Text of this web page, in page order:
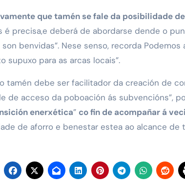
que tamén se fale da posibilidade
é precisa,e deberá de abordarse dende o
benvidas”. Nese senso, recorda
supuxo para as arcas locais”.
tamén debe ser facilitador da creación de
acceso da poboación ás subvencións”,
enerxética” co fin de acompañar á
de aforro e benestar estea ao alcance de